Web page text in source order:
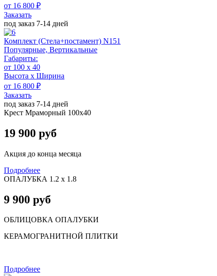
от 16 800 ₽
Заказать
под заказ 7-14 дней
Комплект (Стела+постамент) N151
Популярные, Вертикальные
Габариты:
от 100 х 40
Высота х Ширина
от 16 800 ₽
Заказать
под заказ 7-14 дней
Крест Мраморный 100х40
19 900 руб
Акция до конца месяца
Подробнее
ОПАЛУБКА 1.2 х 1.8
9 900 руб
ОБЛИЦОВКА ОПАЛУБКИ
КЕРАМОГРАНИТНОЙ ПЛИТКИ
Подробнее